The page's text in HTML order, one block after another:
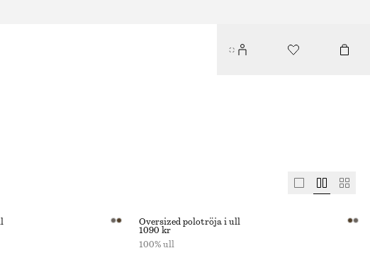
Oversized polotröja i ull
1090 kr
100% ull